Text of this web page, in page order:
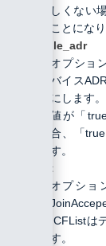
しくない
ことにな
enable_adr
オプショ
バイス
にします。
値が「
合、「
す。
cflist
オプショ
CFListは
す。